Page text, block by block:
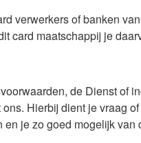
verwerkers of banken
card maatschappij je
de Dienst of
Hierbij dient je vraag
je zo goed mogelijk van